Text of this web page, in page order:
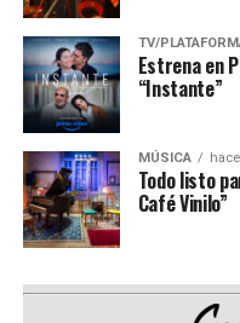
En segundo lugar, se
47,32% del total de
impulsada
Story 5” y “Moana”.
(Fuente: Ultracine – Por
Comparte esto:
proteger su ciudad—un
—, pero a medida que
la presión desencadena
amenaza su existencia,
nuevo patrón de
amenazas más
Los domingos
TV/
Estrena en
“Instante”
MÚSICA
Todo listo
Café Vinilo”